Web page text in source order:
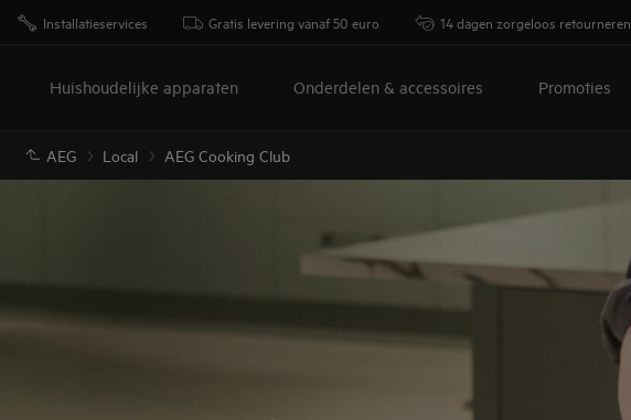
Installatieservices Gratis levering vanaf 50 euro 14 dagen zorgeloos retourneren
Huishoudelijke apparaten Onderdelen & accessoires Promoties
AEG Local AEG Cooking Club